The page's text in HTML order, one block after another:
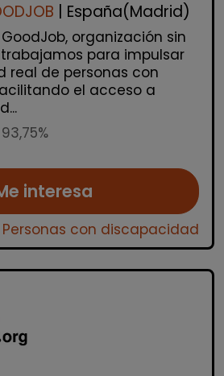
| España(Madrid)
organización sin
para impulsar
real de personas con
el acceso a
interesa
Personas con discapacidad